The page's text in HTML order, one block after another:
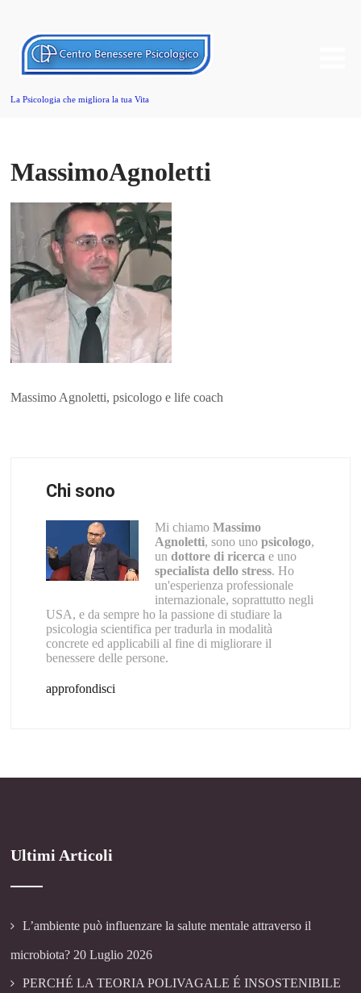
La Psicologia che migliora la tua Vita
MassimoAgnoletti
Massimo Agnoletti, psicologo e life coach
Chi sono
Mi chiamo Massimo
Agnoletti, sono uno psicologo,
un dottore di ricerca e uno
specialista dello stress. Ho
un'esperienza professionale
internazionale, soprattutto negli
USA, e da sempre ho la passione di studiare la
psicologia scientifica per tradurla in modalità
concrete ed applicabili al fine di migliorare il
benessere delle persone.
approfondisci
Ultimi Articoli
L’ambiente può influenzare la salute mentale attraverso il
microbiota? 20 Luglio 2026
PERCHÉ LA TEORIA POLIVAGALE É INSOSTENIBILE